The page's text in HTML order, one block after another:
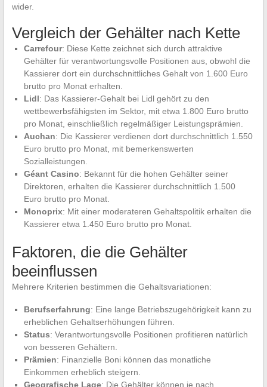
wider.
Vergleich der Gehälter nach Kette
Carrefour: Diese Kette zeichnet sich durch attraktive
Gehälter für verantwortungsvolle Positionen aus, obwohl die
Kassierer dort ein durchschnittliches Gehalt von 1.600 Euro
brutto pro Monat erhalten.
Lidl: Das Kassierer-Gehalt bei Lidl gehört zu den
wettbewerbsfähigsten im Sektor, mit etwa 1.800 Euro brutto
pro Monat, einschließlich regelmäßiger Leistungsprämien.
Auchan: Die Kassierer verdienen dort durchschnittlich 1.550
Euro brutto pro Monat, mit bemerkenswerten
Sozialleistungen.
Géant Casino: Bekannt für die hohen Gehälter seiner
Direktoren, erhalten die Kassierer durchschnittlich 1.500
Euro brutto pro Monat.
Monoprix: Mit einer moderateren Gehaltspolitik erhalten die
Kassierer etwa 1.450 Euro brutto pro Monat.
Faktoren, die die Gehälter
beeinflussen
Mehrere Kriterien bestimmen die Gehaltsvariationen:
Berufserfahrung: Eine lange Betriebszugehörigkeit kann zu
erheblichen Gehaltserhöhungen führen.
Status: Verantwortungsvolle Positionen profitieren natürlich
von besseren Gehältern.
Prämien: Finanzielle Boni können das monatliche
Einkommen erheblich steigern.
Geografische Lage: Die Gehälter können je nach